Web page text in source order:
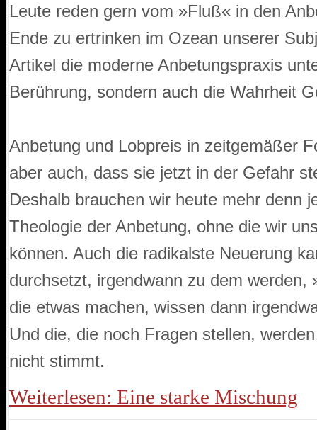
Leute reden gern vom »Fluß« in den
Ende zu ertrinken im Ozean unserer
Artikel die moderne Anbetungspraxis
Berührung, sondern auch die Wahrheit
Anbetung und Lobpreis in zeitgemäßer
aber auch, dass sie jetzt in der Gefahr
Deshalb brauchen wir heute mehr denn
Theologie der Anbetung, ohne die wir
können. Auch die radikalste Neuerung
durchsetzt, irgendwann zu dem
die etwas machen, wissen dann
Und die, die noch Fragen stellen,
nicht stimmt.
Weiterlesen: Eine starke Mischung